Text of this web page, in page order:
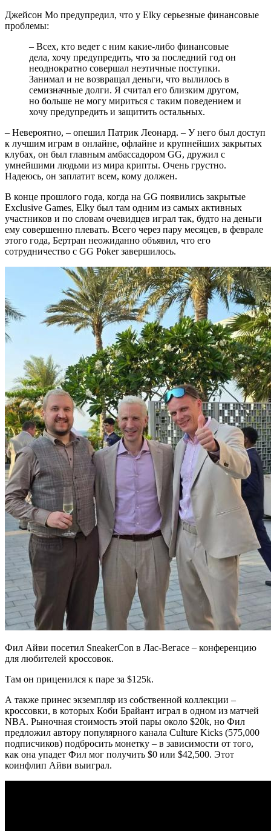
Джейсон Мо предупредил, что у Elky серьезные финансовые
проблемы:
– Всех, кто ведет с ним какие-либо финансовые
дела, хочу предупредить, что за последний год он
неоднократно совершал неэтичные поступки.
Занимал и не возвращал деньги, что вылилось в
семизначные долги. Я считал его близким другом,
но больше не могу мириться с таким поведением и
хочу предупредить и защитить остальных.
– Невероятно, – опешил Патрик Леонард. – У него был доступ
к лучшим играм в онлайне, офлайне и крупнейших закрытых
клубах, он был главным амбассадором GG, дружил с
умнейшими людьми из мира крипты. Очень грустно.
Надеюсь, он заплатит всем, кому должен.
В конце прошлого года, когда на GG появились закрытые
Exclusive Games, Elky был там одним из самых активных
участников и по словам очевидцев играл так, будто на деньги
ему совершенно плевать. Всего через пару месяцев, в феврале
этого года, Бертран неожиданно объявил, что его
сотрудничество с GG Poker завершилось.
Фил Айви посетил SneakerCon в Лас-Вегасе – конференцию
для любителей кроссовок.
Там он приценился к паре за $125k.
А также принес экземпляр из собственной коллекции –
кроссовки, в которых Коби Брайант играл в одном из матчей
NBA. Рыночная стоимость этой пары около $20k, но Фил
предложил автору популярного канала Culture Kicks (575,000
подписчиков) подбросить монетку – в зависимости от того,
как она упадет Фил мог получить $0 или $42,500. Этот
коинфлип Айви выиграл.